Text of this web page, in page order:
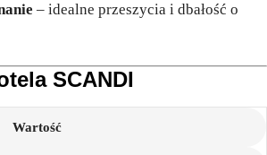
– idealne przeszycia i dbałość o
SCANDI
Wartość